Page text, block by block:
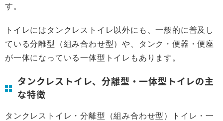
す。
トイレにはタンクレストイレ以外にも、一般的に普及し
ている分離型（組み合わせ型）や、タンク・便器・便座
が一体になっている一体型トイレもあります。
タンクレストイレ、分離型・一体型トイレの主
な特徴
タンクレストイレ・分離型（組み合わせ型）トイレ・一